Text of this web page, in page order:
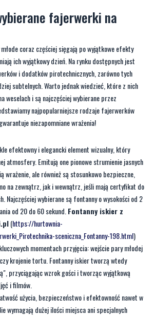
fajerwerki na
coraz częściej sięgają po wyjątkowe efekty
ich wyjątkowy dzień. Na rynku dostępnych jest
i dodatków pirotechnicznych, zarówno tych
subtelnych. Warto jednak wiedzieć, które z nich
weselach i są najczęściej wybierane przez
najpopularniejsze rodzaje fajerwerków
niezapomniane wrażenia!
efektowny i elegancki element wizualny, który
atmosfery. Emitują one pionowe strumienie jasnych
wrażenie, ale również są stosunkowo bezpieczne,
na zewnątrz, jak i wewnątrz, jeśli mają certyfikat do
Najczęściej wybierane są fontanny o wysokości od 2
od 20 do 60 sekund.Fontanny iskier z
(https://hurtownia-
sceniczna_Fontanny-198.html)
momentach przyjęcia: wejście pary młodej
krojenie tortu. Fontanny iskier tworzą wtedy
przyciągając wzrok gości i tworząc wyjątkową
i filmów.
użycia, bezpieczeństwo i efektowność nawet w
wymagają dużej ilości miejsca ani specjalnych